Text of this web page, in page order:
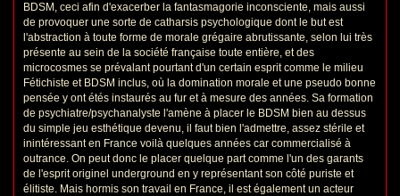
BDSM, ceci afin d'exacerber la fantasmagorie inconsciente, mais aussi
de provoquer une sorte de catharsis psychologique dont le but est
l'abstraction à toute forme de morale grégaire abrutissante, selon lui très
présente au sein de la société française toute entière, et des
microcosmes se prévalant pourtant d'un certain esprit comme le milieu
Fétichiste et BDSM inclus, où la domination morale et une pseudo bonne
pensée y ont étés instaurés au fur et à mesure des années. Sa formation
de psychiatre/psychanalyste l'amène à placer le BDSM bien au dessus
du simple jeu esthétique devenu, il faut bien l'admettre, assez stérile et
inintéressant en France voilà quelques années car commercialisé à
outrance. On peut donc le placer quelque part comme l'un des garants
de l'esprit originel underground en y représentant son côté puriste et
élitiste. Mais hormis son travail en France, il est également un acteur